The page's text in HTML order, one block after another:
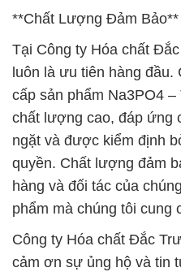
**Chất Lượng Đảm Bảo**
Tại Công ty Hóa chất
luôn là ưu tiên hàng đầu.
cấp sản phẩm Na3PO4
chất lượng cao, đáp ứng
ngặt và được kiểm định
quyền. Chất lượng đảm
hàng và đối tác của
phẩm mà chúng tôi cung
Công ty Hóa chất Đắc
cảm ơn sự ủng hộ và tin